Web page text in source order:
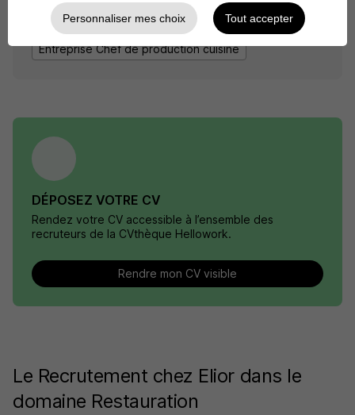
Entreprise Elior
Emploi Chef de production cuisine
Entreprise Chef de production cuisine
DÉPOSEZ VOTRE CV
Rendez votre CV accessible à l’ensemble des
recruteurs de la CVthèque Hellowork.
Rendre mon CV visible
Le Recrutement chez Elior dans le
domaine Restauration
Personnaliser mes choix Tout accepter